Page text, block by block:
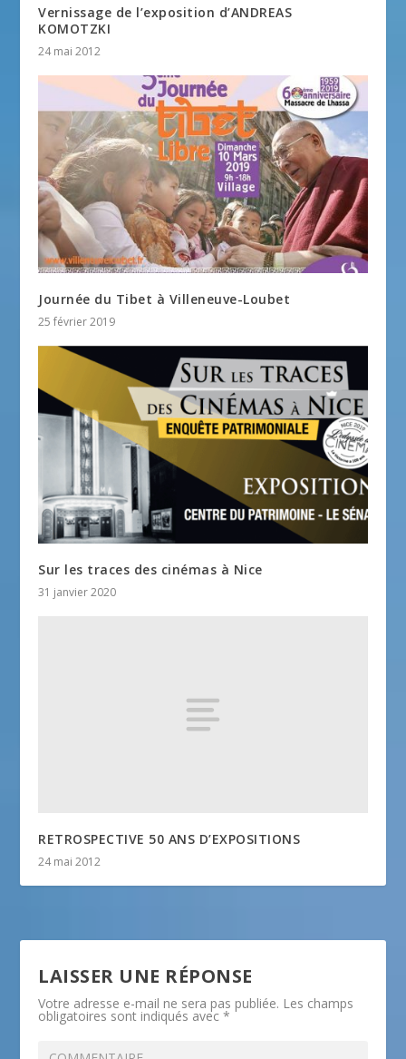
Vernissage de l’exposition d’ANDREAS
KOMOTZKI
24 mai 2012
Journée du Tibet à Villeneuve-Loubet
25 février 2019
Sur les traces des cinémas à Nice
31 janvier 2020
RETROSPECTIVE 50 ANS D’EXPOSITIONS
24 mai 2012
LAISSER UNE RÉPONSE
Votre adresse e-mail ne sera pas publiée. Les champs
obligatoires sont indiqués avec*